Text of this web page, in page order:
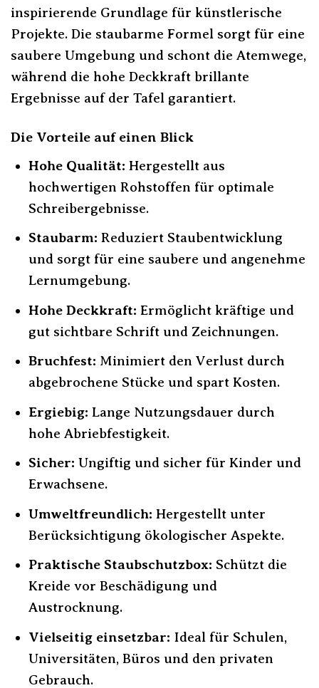
inspirierende Grundlage für künstlerische
Projekte. Die staubarme Formel sorgt für eine
saubere Umgebung und schont die Atemwege,
während die hohe Deckkraft brillante
Ergebnisse auf der Tafel garantiert.
Die Vorteile auf einen Blick
Hohe Qualität: Hergestellt aus
hochwertigen Rohstoffen für optimale
Schreibergebnisse.
Staubarm: Reduziert Staubentwicklung
und sorgt für eine saubere und angenehme
Lernumgebung.
Hohe Deckkraft: Ermöglicht kräftige und
gut sichtbare Schrift und Zeichnungen.
Bruchfest: Minimiert den Verlust durch
abgebrochene Stücke und spart Kosten.
Ergiebig: Lange Nutzungsdauer durch
hohe Abriebfestigkeit.
Sicher: Ungiftig und sicher für Kinder und
Erwachsene.
Umweltfreundlich: Hergestellt unter
Berücksichtigung ökologischer Aspekte.
Praktische Staubschutzbox: Schützt die
Kreide vor Beschädigung und
Austrocknung.
Vielseitig einsetzbar: Ideal für Schulen,
Universitäten, Büros und den privaten
Gebrauch.